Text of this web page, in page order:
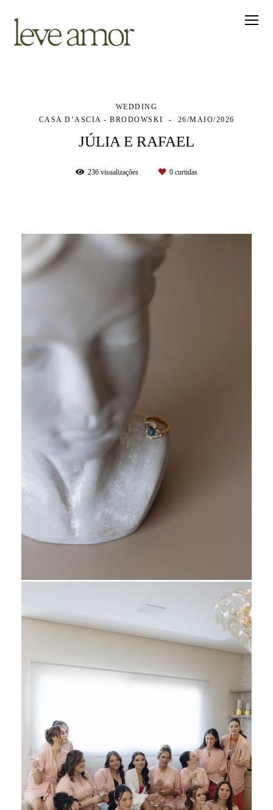
WEDDING
CASA D’ASCIA - BRODOWSKI
26/MAIO/2026
JÚLIA E RAFAEL
236 visualizações 0 curtidas